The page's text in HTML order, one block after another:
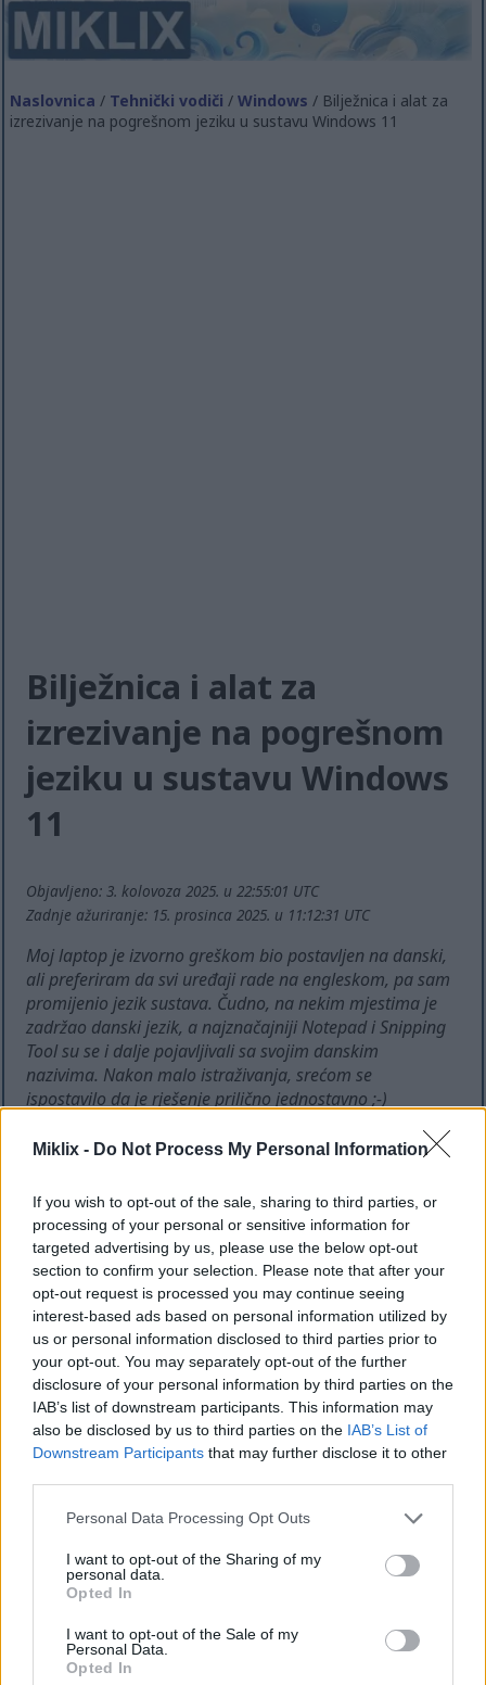
Miklix - Do Not Process My Personal Information
If you wish to opt-out of the sale, sharing to third parties, or
processing of your personal or sensitive information for
targeted advertising by us, please use the below opt-out
section to confirm your selection. Please note that after your
opt-out request is processed you may continue seeing
interest-based ads based on personal information utilized by
us or personal information disclosed to third parties prior to
your opt-out. You may separately opt-out of the further
disclosure of your personal information by third parties on the
IAB’s list of downstream participants. This information may
also be disclosed by us to third parties on the IAB’s List of
Downstream Participants that may further disclose it to other
Please note that this website/app uses one or more Google
not limited to your visit or usage behaviour. You may click to
grant or deny consent to Google and its third-party tags to
use your data for below specified purposes in below Google
consent section.
Personal Data Processing Opt Outs
I want to opt-out of the Sharing of my
personal data.
Opted In
I want to opt-out of the Sale of my
Personal Data.
Opted In
Naslovnica / Tehnički vodiči /Windows / Bilježnica i alat za
izrezivanje na pogrešnom jeziku u sustavu Windows 11
Bilježnica i alat za
izrezivanje na pogrešnom
jeziku u sustavu Windows
11
Objavljeno: 3. kolovoza 2025. u 22:55:01 UTC
Zadnje ažuriranje: 15. prosinca 2025. u 11:12:31 UTC
Moj laptop je izvorno greškom bio postavljen na danski,
ali preferiram da svi uređaji rade na engleskom, pa sam
promijenio jezik sustava. Čudno, na nekim mjestima je
zadržao danski jezik, a najznačajniji Notepad i Snipping
Tool su se i dalje pojavljivali sa svojim danskim
nazivima. Nakon malo istraživanja, srećom se
ispostavilo da je rješenje prilično jednostavno ;-)
Nažalost, strojno prevođenje još nije usavršena
tehnologija pa se mogu pojaviti pogreške. Ako
želite, izvornu englesku verziju možete
pogledati ovdje:
Notepad and Snipping Tool in Wrong
Language on Windows 11
Kako se ispostavilo, čini se da je to kontrolirano
popisom preferiranih jezika.
Ovaj popis možete pronaći pod Postavke / Vrijeme i
jezik / Jezik i regija.
Kao što piše odmah iznad popisa, aplikacije iz
Microsoft Storea prikazat će se na prvom
podržanom jeziku na ovom popisu.
Na mom laptopu je na vrhu pisalo engleski
(Danska), i očito je to uzrokovalo da se Notepad i
Snipping Tool (i moguće drugi koje nisam